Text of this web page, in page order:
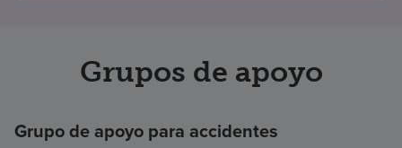
Grupos de apoyo
Grupo de apoyo para accidentes